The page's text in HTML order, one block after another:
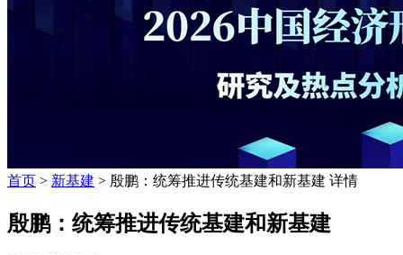
首页 > 新基建 > 殷鹏：统筹推进传统基建和新基建 详情
殷鹏：统筹推进传统基建和新基建